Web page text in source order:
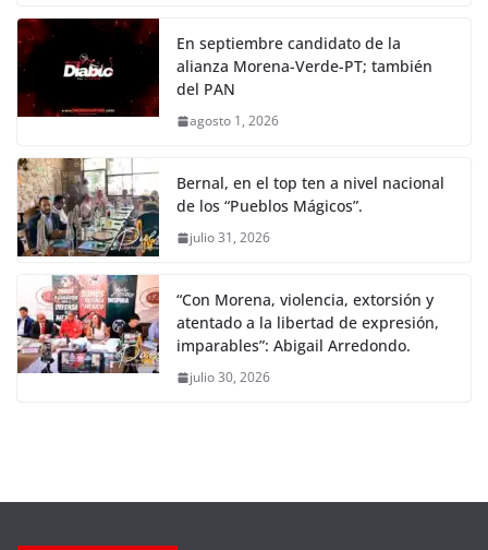
En septiembre candidato de la
alianza Morena-Verde-PT; también
del PAN
agosto 1, 2026
Bernal, en el top ten a nivel nacional
de los “Pueblos Mágicos”.
julio 31, 2026
“Con Morena, violencia, extorsión y
atentado a la libertad de expresión,
imparables”: Abigail Arredondo.
julio 30, 2026